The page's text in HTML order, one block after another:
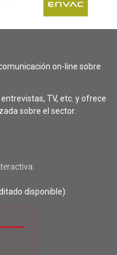
on-line sobre
TV, etc. y ofrece
sobre el sector.
.
disponible):